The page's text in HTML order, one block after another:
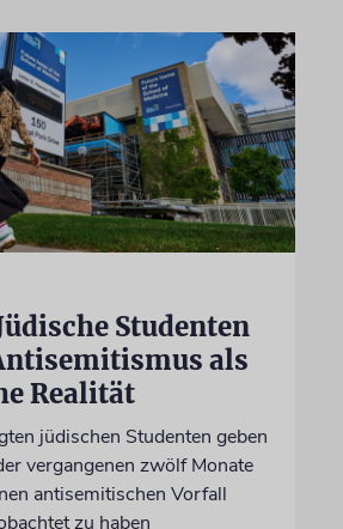
Studenten
als
Realität
jüdischen Studenten geben
vergangenen zwölf Monate
antisemitischen Vorfall
zu haben